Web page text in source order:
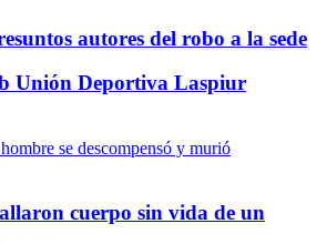
autores del robo a la sede
Unión Deportiva Laspiur
cuerpo sin vida de un